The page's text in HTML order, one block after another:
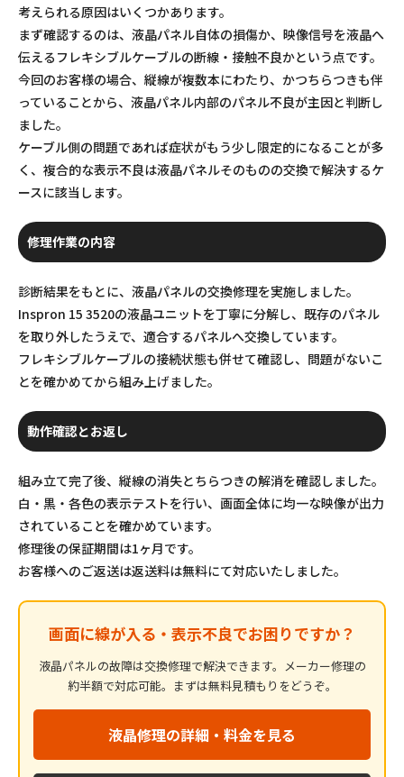
考えられる原因はいくつかあります。
まず確認するのは、液晶パネル自体の損傷か、映像信号を液晶へ
伝えるフレキシブルケーブルの断線・接触不良かという点です。
今回のお客様の場合、縦線が複数本にわたり、かつちらつきも伴
っていることから、液晶パネル内部のパネル不良が主因と判断し
ました。
ケーブル側の問題であれば症状がもう少し限定的になることが多
く、複合的な表示不良は液晶パネルそのものの交換で解決するケ
ースに該当します。
修理作業の内容
診断結果をもとに、液晶パネルの交換修理を実施しました。
Inspron 15 3520の液晶ユニットを丁寧に分解し、既存のパネル
を取り外したうえで、適合するパネルへ交換しています。
フレキシブルケーブルの接続状態も併せて確認し、問題がないこ
とを確かめてから組み上げました。
動作確認とお返し
組み立て完了後、縦線の消失とちらつきの解消を確認しました。
白・黒・各色の表示テストを行い、画面全体に均一な映像が出力
されていることを確かめています。
修理後の保証期間は1ヶ月です。
お客様へのご返送は返送料は無料にて対応いたしました。
画面に線が入る・表示不良でお困りですか？
液晶パネルの故障は交換修理で解決できます。メーカー修理の
約半額で対応可能。まずは無料見積もりをどうぞ。
液晶修理の詳細・料金を見る